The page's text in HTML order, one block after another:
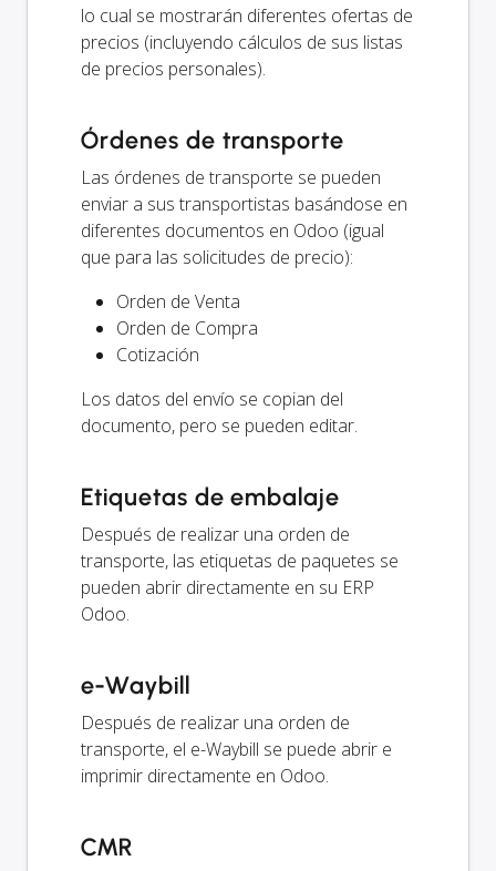
lo cual se mostrarán diferentes ofertas de
precios (incluyendo cálculos de sus listas
de precios personales).
Órdenes de transporte
Las órdenes de transporte se pueden
enviar a sus transportistas basándose en
diferentes documentos en Odoo (igual
que para las solicitudes de precio):
Orden de Venta
Orden de Compra
Cotización
Los datos del envío se copian del
documento, pero se pueden editar.
Etiquetas de embalaje
Después de realizar una orden de
transporte, las etiquetas de paquetes se
pueden abrir directamente en su ERP
Odoo.
e-Waybill
Después de realizar una orden de
transporte, el e-Waybill se puede abrir e
imprimir directamente en Odoo.
CMR